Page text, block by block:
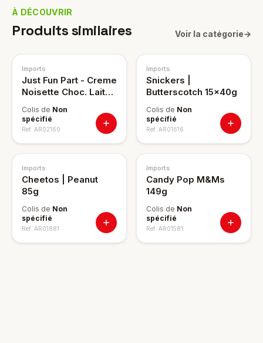
À DÉCOUVRIR
Produits similaires Voir la catégorie→
Imports
Just Fun Part - Creme
Noisette Choc. Lait
Colis de Non
spécifié
Ref. AR02160
Imports
Snickers |
Butterscotch 15x40g
Colis de Non
spécifié
Ref. AR01616
Imports
Cheetos | Peanut
85g
Colis de Non
spécifié
Ref. AR01881
Imports
Candy Pop M&Ms
149g
Colis de Non
spécifié
Ref. AR01581